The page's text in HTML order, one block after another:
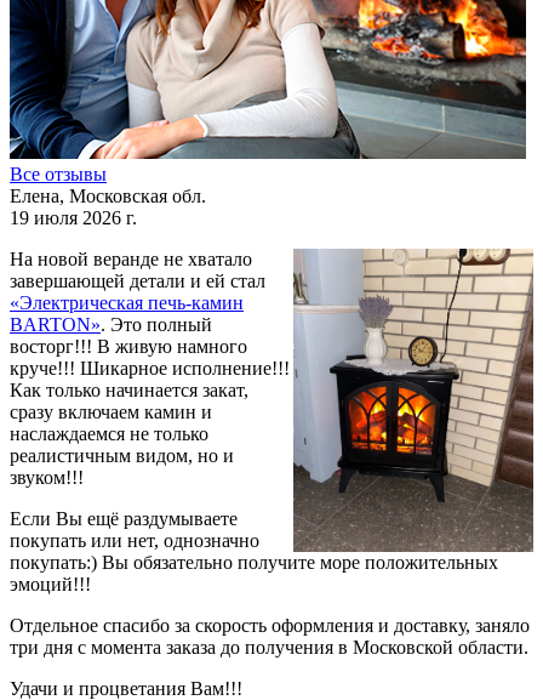
Все отзывы
Елена, Московская обл.
19 июля 2026 г.
На новой веранде не хватало
завершающей детали и ей стал
«Электрическая печь-камин
BARTON». Это полный
восторг!!! В живую намного
круче!!! Шикарное исполнение!!!
Как только начинается закат,
сразу включаем камин и
наслаждаемся не только
реалистичным видом, но и
звуком!!!
Если Вы ещё раздумываете
покупать или нет, однозначно
покупать:) Вы обязательно получите море положительных
эмоций!!!
Отдельное спасибо за скорость оформления и доставку, заняло
три дня с момента заказа до получения в Московской области.
Удачи и процветания Вам!!!